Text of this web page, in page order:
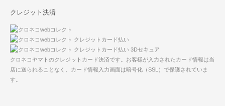
クレジット決済
クロネコヤマトのクレジットカード決済です。お客様が入力されたカード情報は当
店に送られることなく、カード情報入力画面は暗号化（SSL）で保護されていま
す。